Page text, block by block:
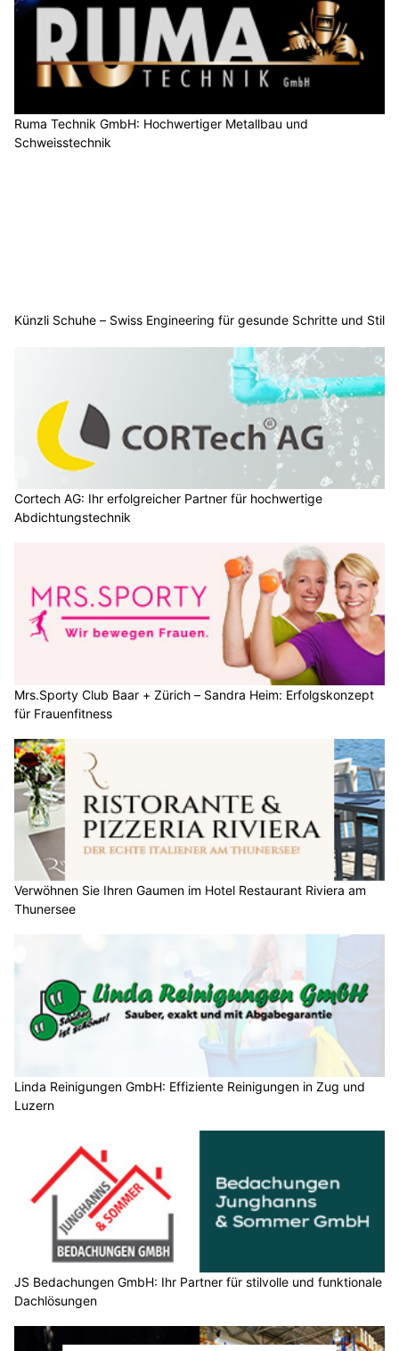
Ruma Technik GmbH: Hochwertiger Metallbau und
Schweisstechnik
Künzli Schuhe – Swiss Engineering für gesunde Schritte und Stil
Cortech AG: Ihr erfolgreicher Partner für hochwertige
Abdichtungstechnik
Mrs.Sporty Club Baar + Zürich – Sandra Heim: Erfolgskonzept
für Frauenfitness
Verwöhnen Sie Ihren Gaumen im Hotel Restaurant Riviera am
Thunersee
Linda Reinigungen GmbH: Effiziente Reinigungen in Zug und
Luzern
JS Bedachungen GmbH: Ihr Partner für stilvolle und funktionale
Dachlösungen